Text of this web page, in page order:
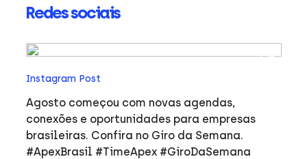
Redes sociais
Instagram Post
Agosto começou com novas agendas,
conexões e oportunidades para empresas
brasileiras. Confira no Giro da Semana.
#ApexBrasil #TimeApex #GiroDaSemana